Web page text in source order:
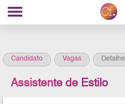
Candidato Vagas
Assistente de Estilo